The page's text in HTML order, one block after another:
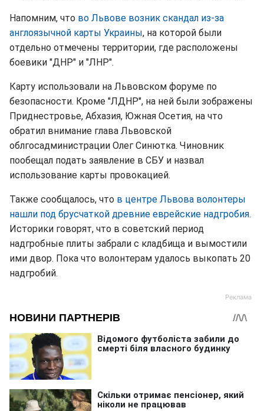
Напомним, что во Львове возник скандал из-за
англоязычной карты Украины, на которой были
отдельно отмечены территории, где расположены
боевики "ДНР" и "ЛНР".
Карту использовали на Львовском форуме по
безопасности. Кроме "ЛДНР", на ней были зображены
Приднестровье, Абхазия, Южная Осетия, на что
обратил внимание глава Львовской
облгосадминистрации Олег Синютка. Чиновник
пообещал подать заявление в СБУ и назвал
использование карты провокацией.
Также сообщалось, что в центре Львова волонтеры
нашли под брусчаткой древние еврейские надгробия.
Историки говорят, что в советский период
надгробные плиты забрали с кладбища и вымостили
ими двор. Пока что волонтерам удалось выкопать 20
надгробий.